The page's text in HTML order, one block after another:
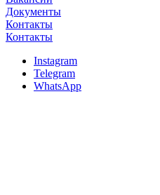
Документы
Контакты
Контакты
Instagram
Telegram
WhatsApp